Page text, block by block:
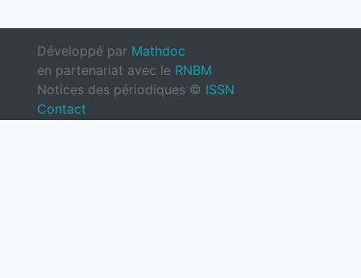
Développé par Mathdoc
en partenariat avec le RNBM
Notices des périodiques © ISSN
Contact